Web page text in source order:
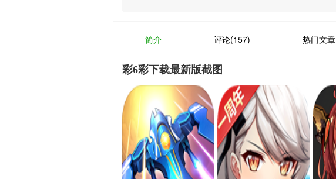
简介 评论(157) 热门文章
彩6彩下载最新版截图